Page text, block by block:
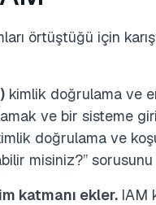
örtüştüğü için
kimlik doğrulama ve
ve bir sisteme
doğrulama ve
misiniz?” sorusunu
katmanı ekler. IAM